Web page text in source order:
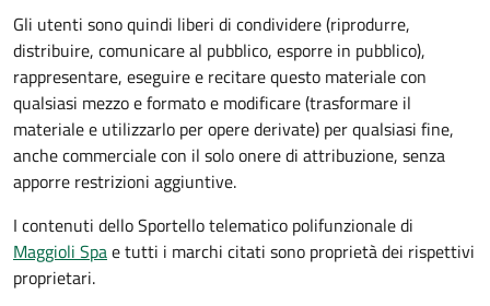
Gli utenti sono quindi liberi di condividere (riprodurre,
distribuire, comunicare al pubblico, esporre in pubblico),
rappresentare, eseguire e recitare questo materiale con
qualsiasi mezzo e formato e modificare (trasformare il
materiale e utilizzarlo per opere derivate) per qualsiasi fine,
anche commerciale con il solo onere di attribuzione, senza
apporre restrizioni aggiuntive.
I contenuti dello Sportello telematico polifunzionaledi
Maggioli Spae tutti i marchi citati sono proprietà dei rispettivi
proprietari.